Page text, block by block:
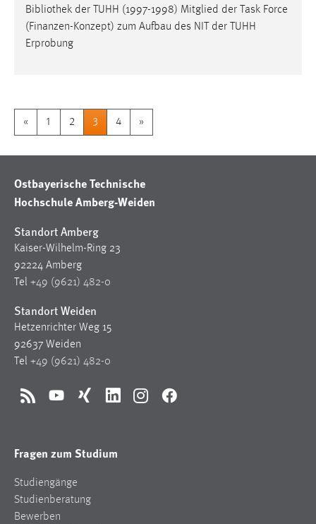
Bibliothek der TUHH (1997-1998) Mitglied der Task Force
(Finanzen-Konzept) zum Aufbau des NIT der TUHH
Erprobung
« 1 2 3 4 »
Ostbayerische Technische
Hochschule Amberg-Weiden
Standort Amberg
Kaiser-Wilhelm-Ring 23
92224 Amberg
Tel +49 (9621) 482-0
Standort Weiden
Hetzenrichter Weg 15
92637 Weiden
Tel +49 (9621) 482-0
RSS YouTubeXing LinkedInInstagramFacebook
Fragen zum Studium
Studiengänge
Studienberatung
Bewerben